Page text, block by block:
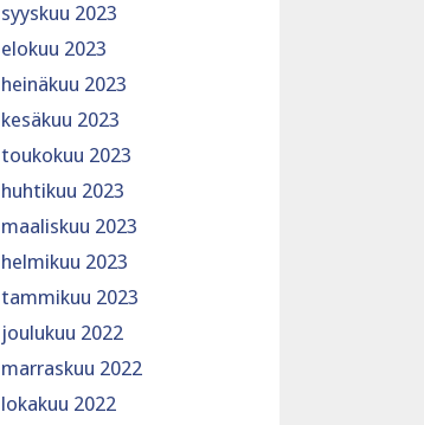
syyskuu 2023
elokuu 2023
heinäkuu 2023
kesäkuu 2023
toukokuu 2023
huhtikuu 2023
maaliskuu 2023
helmikuu 2023
tammikuu 2023
joulukuu 2022
marraskuu 2022
lokakuu 2022